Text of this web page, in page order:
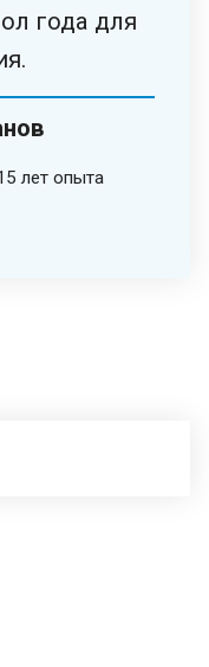
года для
лет опыта